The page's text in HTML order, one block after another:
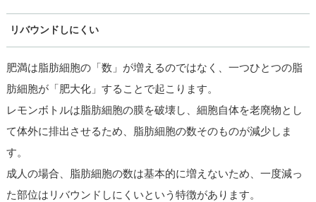
リバウンドしにくい
肥満は脂肪細胞の「数」が増えるのではなく、一つひとつの脂
肪細胞が「肥大化」することで起こります。
レモンボトルは脂肪細胞の膜を破壊し、細胞自体を老廃物とし
て体外に排出させるため、脂肪細胞の数そのものが減少しま
す。
成人の場合、脂肪細胞の数は基本的に増えないため、一度減っ
た部位はリバウンドしにくいという特徴があります。